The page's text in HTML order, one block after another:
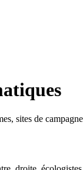
sites de